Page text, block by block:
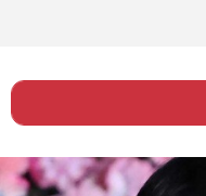
Page 1
ー 斎
他人事